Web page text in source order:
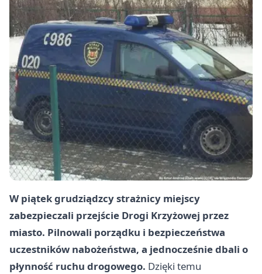
W piątek grudziądzcy strażnicy miejscy
zabezpieczali przejście Drogi Krzyżowej przez
miasto. Pilnowali porządku i bezpieczeństwa
uczestników nabożeństwa, a jednocześnie dbali o
płynność ruchu drogowego. Dzięki temu